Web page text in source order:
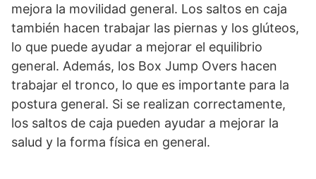
mejora la movilidad general. Los saltos en caja
también hacen trabajar las piernas y los glúteos,
lo que puede ayudar a mejorar el equilibrio
general. Además, los Box Jump Overs hacen
trabajar el tronco, lo que es importante para la
postura general. Si se realizan correctamente,
los saltos de caja pueden ayudar a mejorar la
salud y la forma física en general.